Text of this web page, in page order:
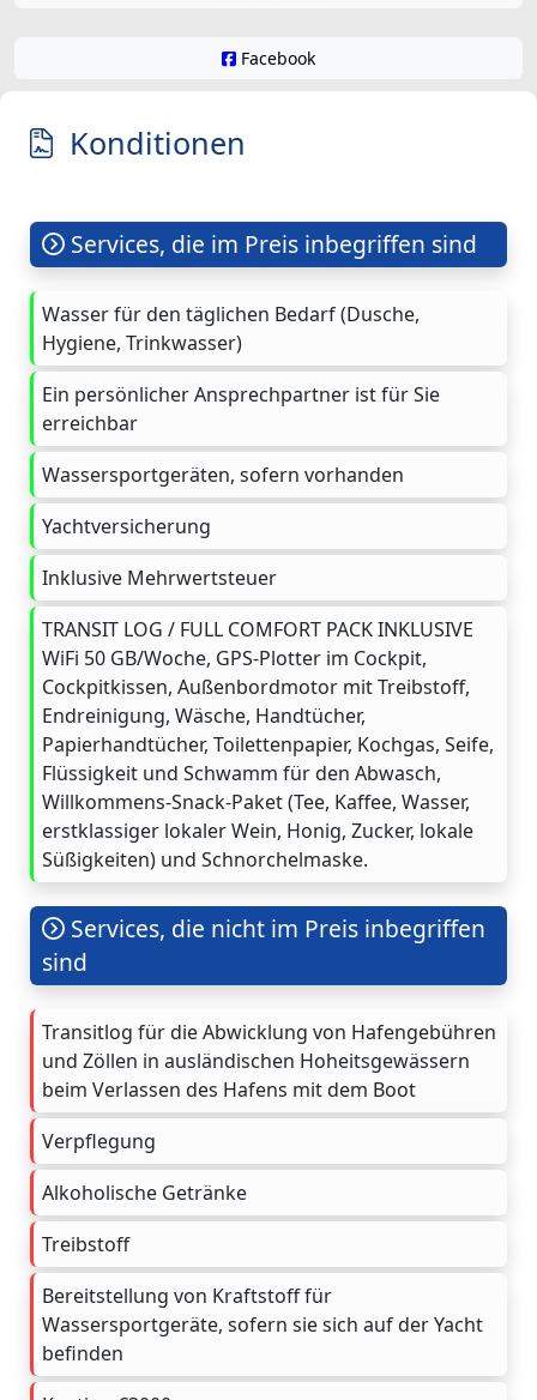
Facebook
Konditionen
Services, die im Preis inbegriffen sind
Wasser für den täglichen Bedarf (Dusche,
Hygiene, Trinkwasser)
Ein persönlicher Ansprechpartner ist für Sie
erreichbar
Wassersportgeräten, sofern vorhanden
Yachtversicherung
Inklusive Mehrwertsteuer
TRANSIT LOG / FULL COMFORT PACK INKLUSIVE
WiFi 50 GB/Woche, GPS-Plotter im Cockpit,
Cockpitkissen, Außenbordmotor mit Treibstoff,
Endreinigung, Wäsche, Handtücher,
Papierhandtücher, Toilettenpapier, Kochgas, Seife,
Flüssigkeit und Schwamm für den Abwasch,
Willkommens-Snack-Paket (Tee, Kaffee, Wasser,
erstklassiger lokaler Wein, Honig, Zucker, lokale
Süßigkeiten) und Schnorchelmaske.
Services, die nicht im Preis inbegriffen
sind
Transitlog für die Abwicklung von Hafengebühren
und Zöllen in ausländischen Hoheitsgewässern
beim Verlassen des Hafens mit dem Boot
Verpflegung
Alkoholische Getränke
Treibstoff
Bereitstellung von Kraftstoff für
Wassersportgeräte, sofern sie sich auf der Yacht
befinden